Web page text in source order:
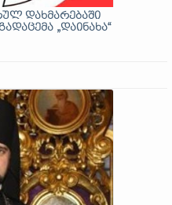
დახმარებაში
„დაინახა“